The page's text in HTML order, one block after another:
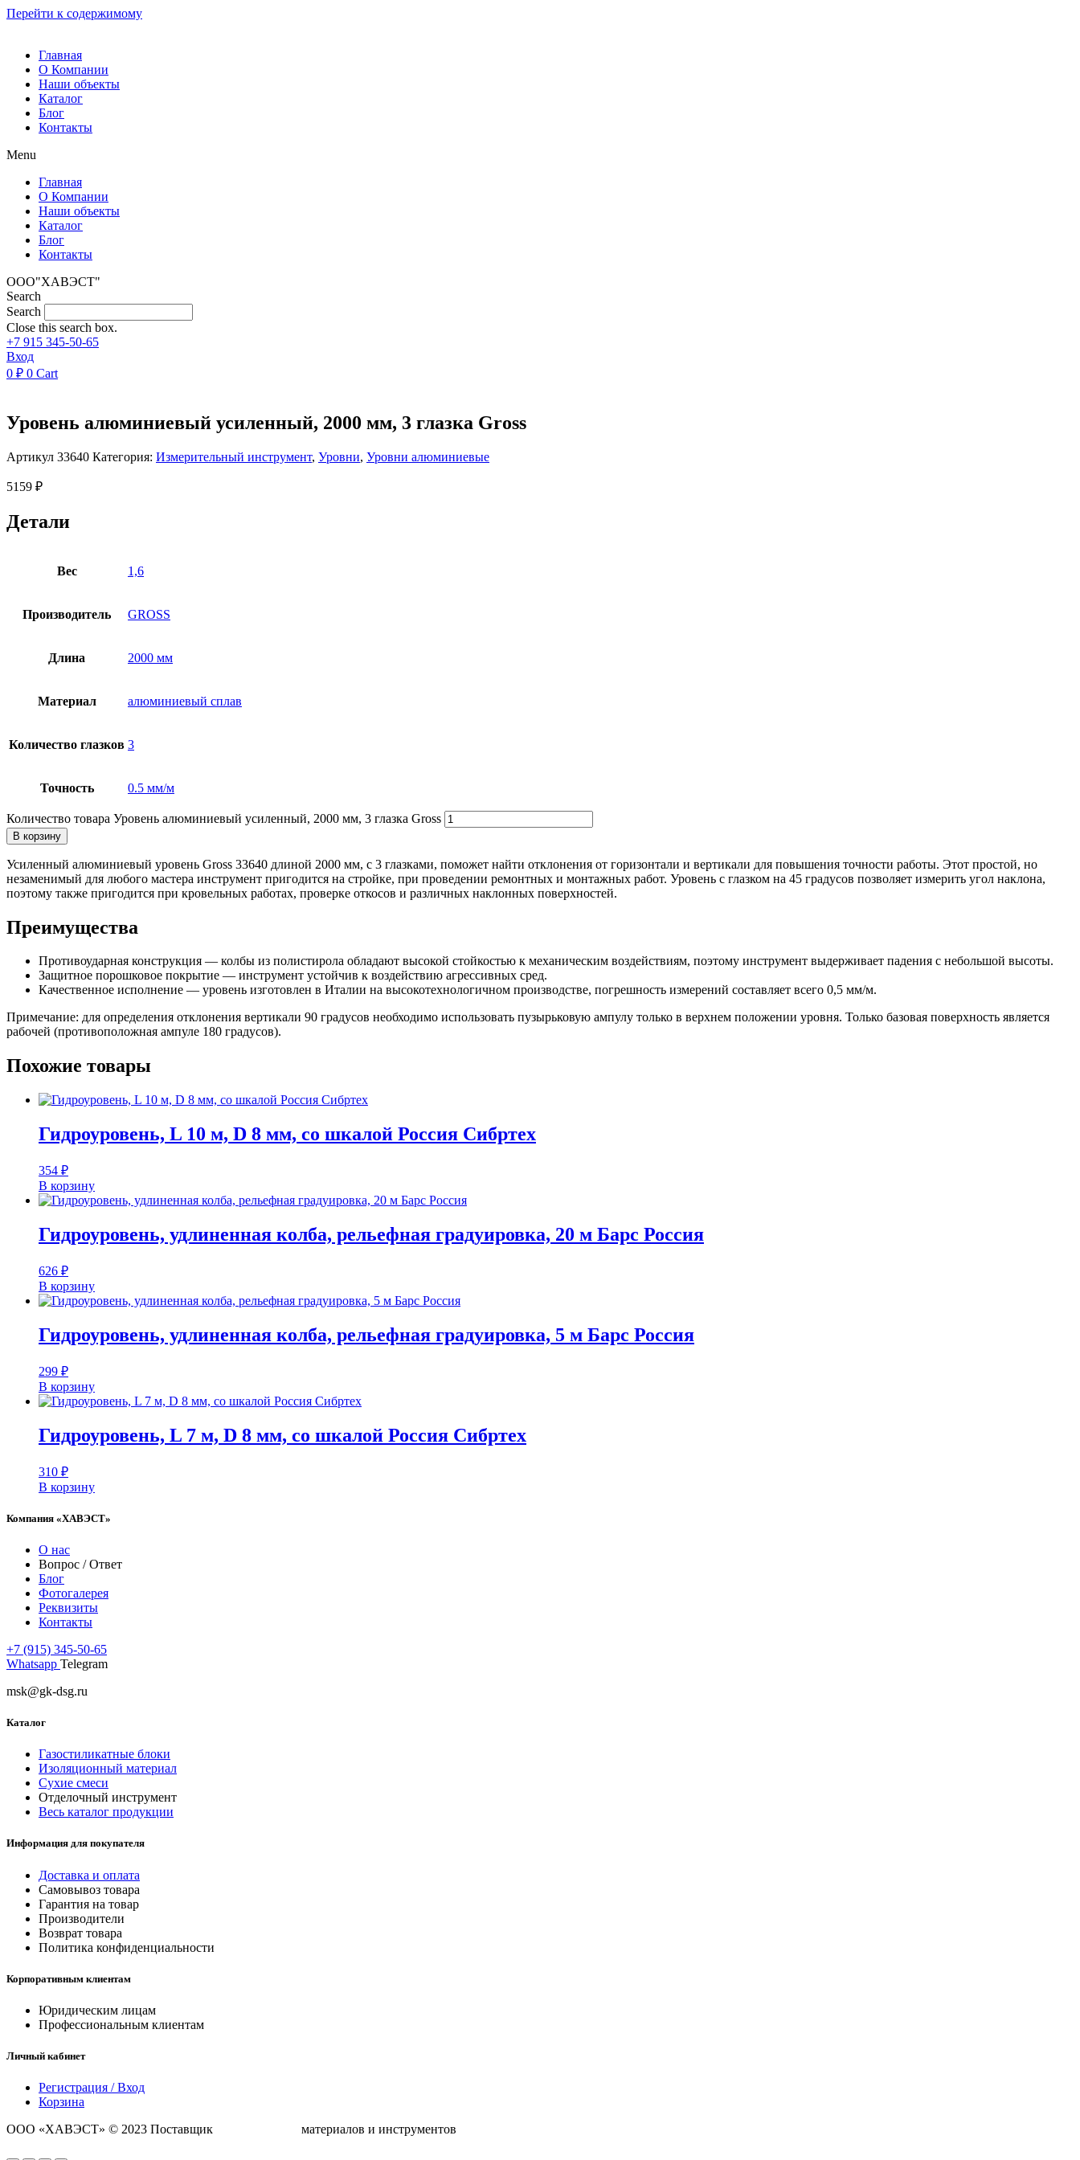
Перейти к содержимому
Главная
О Компании
Наши объекты
Каталог
Блог
Контакты
Menu
Главная
О Компании
Наши объекты
Каталог
Блог
Контакты
ООО"ХАВЭСТ"
Search
Search
Close this search box.
+7 915 345-50-65
Вход
0 ₽ 0 Cart
Уровень алюминиевый усиленный, 2000 мм, 3 глазка Gross
Артикул 33640 Категория: Измерительный инструмент, Уровни, Уровни алюминиевые
5159 ₽
Детали
Вес 1,6
Производитель GROSS
Длина 2000 мм
Материал алюминиевый сплав
Количество глазков 3
Точность 0.5 мм/м
Количество товара Уровень алюминиевый усиленный, 2000 мм, 3 глазка Gross
В корзину
Усиленный алюминиевый уровень Gross 33640 длиной 2000 мм, с 3 глазками, поможет найти отклонения от горизонтали и вертикали для повышения точности работы. Этот простой, но
незаменимый для любого мастера инструмент пригодится на стройке, при проведении ремонтных и монтажных работ. Уровень с глазком на 45 градусов позволяет измерить угол наклона,
поэтому также пригодится при кровельных работах, проверке откосов и различных наклонных поверхностей.
Преимущества
Противоударная конструкция — колбы из полистирола обладают высокой стойкостью к механическим воздействиям, поэтому инструмент выдерживает падения с небольшой высоты.
Защитное порошковое покрытие — инструмент устойчив к воздействию агрессивных сред.
Качественное исполнение — уровень изготовлен в Италии на высокотехнологичном производстве, погрешность измерений составляет всего 0,5 мм/м.
Примечание: для определения отклонения вертикали 90 градусов необходимо использовать пузырьковую ампулу только в верхнем положении уровня. Только базовая поверхность является
рабочей (противоположная ампуле 180 градусов).
Похожие товары
Гидроуровень, L 10 м, D 8 мм, со шкалой Россия Сибртех
354 ₽
В корзину
Гидроуровень, удлиненная колба, рельефная градуировка, 20 м Барс Россия
626 ₽
В корзину
Гидроуровень, удлиненная колба, рельефная градуировка, 5 м Барс Россия
299 ₽
В корзину
Гидроуровень, L 7 м, D 8 мм, со шкалой Россия Сибртех
310 ₽
В корзину
Компания «ХАВЭСТ»
О нас
Вопрос / Ответ
Блог
Фотогалерея
Реквизиты
Контакты
+7 (915) 345-50-65
Whatsapp Telegram
msk@gk-dsg.ru
Каталог
Газостиликатные блоки
Изоляционный материал
Сухие смеси
Отделочный инструмент
Весь каталог продукции
Информация для покупателя
Доставка и оплата
Самовывоз товара
Гарантия на товар
Производители
Возврат товара
Политика конфиденциальности
Корпоративным клиентам
Юридическим лицам
Профессиональным клиентам
Личный кабинет
Регистрация / Вход
Корзина
ООО «ХАВЭСТ» © 2023 Поставщик
материалов и инструментов